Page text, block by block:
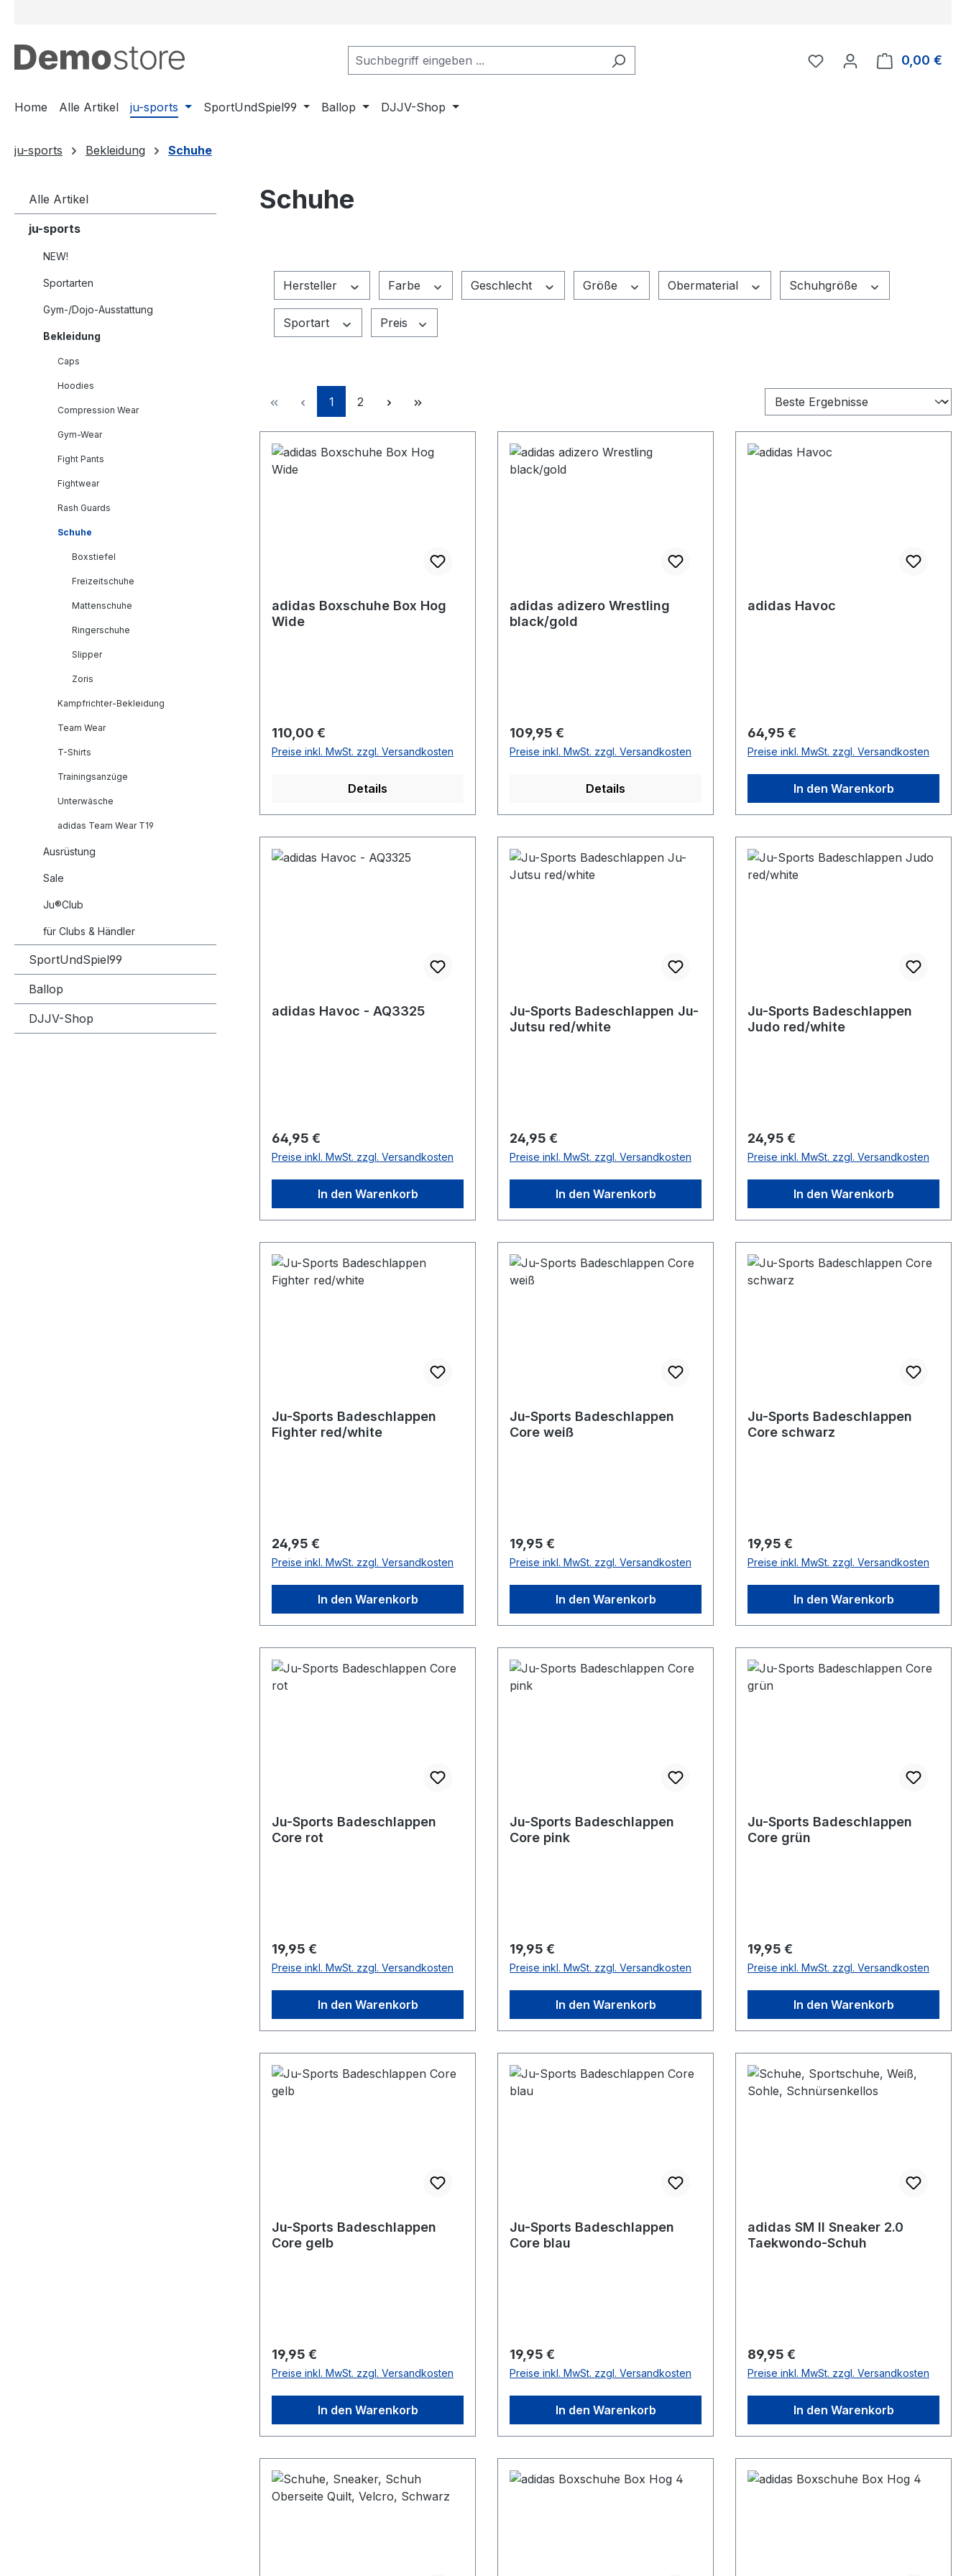
Du hast 0 Produkte auf
0,00 €
Home Alle Artikel ju-sports SportUndSpiel99 Ballop DJJV-Shop
ju-sports Bekleidung Schuhe
Alle Artikel
ju-sports
NEW!
Sportarten
Gym-/Dojo-Ausstattung
Bekleidung
Caps
Hoodies
Compression Wear
Gym-Wear
Fight Pants
Fightwear
Rash Guards
Schuhe
Boxstiefel
Freizeitschuhe
Mattenschuhe
Ringerschuhe
Slipper
Zoris
Kampfrichter-Bekleidung
Team Wear
T-Shirts
Trainingsanzüge
Unterwäsche
adidas Team Wear T19
Ausrüstung
Sale
Ju®Club
für Clubs & Händler
SportUndSpiel99
Ballop
DJJV-Shop
Schuhe
Hersteller Farbe Geschlecht Größe Obermaterial Schuhgröße
Sportart Preis
Seite
1 Seite
2
adidas Boxschuhe Box Hog
Wide
Regulärer Preis:
110,00 €
Preise inkl. MwSt. zzgl. Versandkosten
Details
adidas adizero Wrestling
black/gold
Regulärer Preis:
109,95 €
Preise inkl. MwSt. zzgl. Versandkosten
Details
adidas Havoc
Regulärer Preis:
64,95 €
Preise inkl. MwSt. zzgl. Versandkosten
In den Warenkorb
adidas Havoc - AQ3325
Regulärer Preis:
64,95 €
Preise inkl. MwSt. zzgl. Versandkosten
In den Warenkorb
Ju-Sports Badeschlappen Ju-
Jutsu red/white
Regulärer Preis:
24,95 €
Preise inkl. MwSt. zzgl. Versandkosten
In den Warenkorb
Ju-Sports Badeschlappen
Judo red/white
Regulärer Preis:
24,95 €
Preise inkl. MwSt. zzgl. Versandkosten
In den Warenkorb
Ju-Sports Badeschlappen
Fighter red/white
Regulärer Preis:
24,95 €
Preise inkl. MwSt. zzgl. Versandkosten
In den Warenkorb
Ju-Sports Badeschlappen
Core weiß
Regulärer Preis:
19,95 €
Preise inkl. MwSt. zzgl. Versandkosten
In den Warenkorb
Ju-Sports Badeschlappen
Core schwarz
Regulärer Preis:
19,95 €
Preise inkl. MwSt. zzgl. Versandkosten
In den Warenkorb
Ju-Sports Badeschlappen
Core rot
Regulärer Preis:
19,95 €
Preise inkl. MwSt. zzgl. Versandkosten
In den Warenkorb
Ju-Sports Badeschlappen
Core pink
Regulärer Preis:
19,95 €
Preise inkl. MwSt. zzgl. Versandkosten
In den Warenkorb
Ju-Sports Badeschlappen
Core grün
Regulärer Preis:
19,95 €
Preise inkl. MwSt. zzgl. Versandkosten
In den Warenkorb
Ju-Sports Badeschlappen
Core gelb
Regulärer Preis:
19,95 €
Preise inkl. MwSt. zzgl. Versandkosten
In den Warenkorb
Ju-Sports Badeschlappen
Core blau
Regulärer Preis:
19,95 €
Preise inkl. MwSt. zzgl. Versandkosten
In den Warenkorb
adidas SM II Sneaker 2.0
Taekwondo-Schuh
Regulärer Preis:
89,95 €
Preise inkl. MwSt. zzgl. Versandkosten
In den Warenkorb